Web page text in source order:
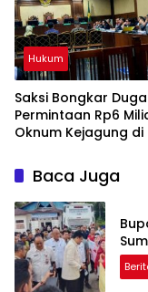
Hukum
Saksi Bongkar
Permintaan Rp6
Oknum Kejagung di
Baca Juga